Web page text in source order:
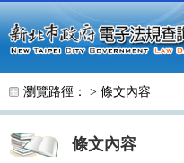
跳至主要內容
瀏覽路徑： > 條文內容
條文內容